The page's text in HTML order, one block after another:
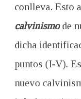
conlleva. Esto
calvinismode
dicha
puntos (I-V).
nuevo